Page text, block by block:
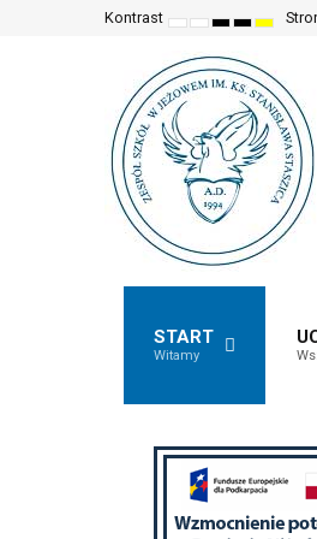
Kontrast
Ustawienia
TrybWysoki
(czarno-
biały)
Wysoki
(czarno-
żółty)
Wysoki
czarny)
START
Witamy